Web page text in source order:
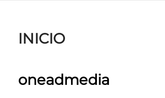
INICIO
oneadmedia